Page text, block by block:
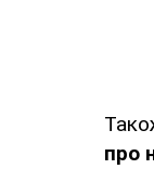
про